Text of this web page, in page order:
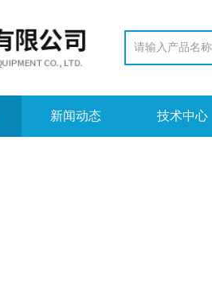
新闻动态 技术中心